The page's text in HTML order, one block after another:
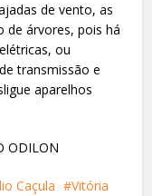
de vento, as
de árvores, pois há
ou
transmissão e
aparelhos
ODILON
Caçula
Vitória